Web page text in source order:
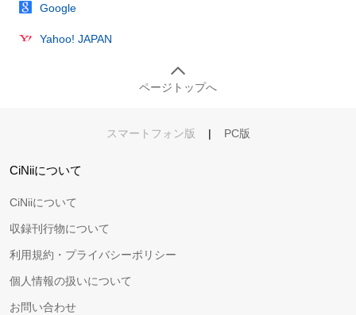
Google
Yahoo! JAPAN
ページトップへ
スマートフォン版 | PC版
CiNiiについて
CiNiiについて
収録刊行物について
利用規約・プライバシーポリシー
個人情報の扱いについて
お問い合わせ